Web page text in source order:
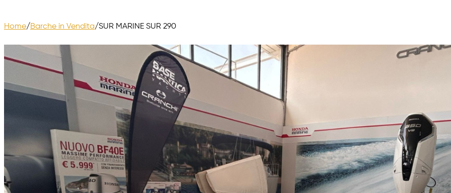
Home/Barche in Vendita/SUR MARINE SUR 290